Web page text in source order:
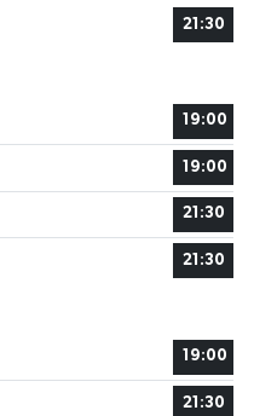
21:30
19:00
19:00
21:30
21:30
19:00
21:30